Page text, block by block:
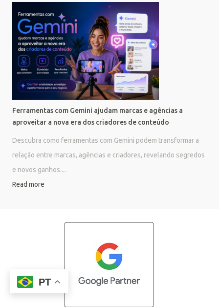
Ferramentas com Gemini ajudam marcas e agências a
aproveitar a nova era dos criadores de conteúdo
Descubra como ferramentas com Gemini podem transformar a
relação entre marcas, agências e criadores, revelando segredos
e novos ganhos....
Read more
PT